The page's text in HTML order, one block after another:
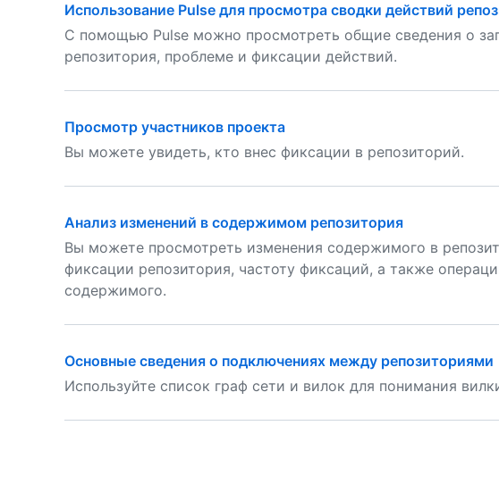
Использование Pulse для просмотра сводки действий
С помощью Pulse можно просмотреть общие сведения о
репозитория, проблеме и фиксации действий.
Просмотр участников проекта
Вы можете увидеть, кто внес фиксации в репозиторий.
Анализ изменений в содержимом репозитория
Вы можете просмотреть изменения содержимого в
фиксации репозитория, частоту фиксаций, а также
содержимого.
Основные сведения о подключениях между репозиториями
Используйте список граф сети и вилок для понимания